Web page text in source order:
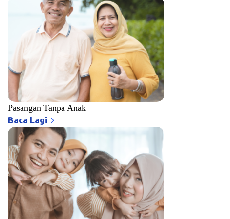
Pasangan Tanpa Anak
Baca Lagi